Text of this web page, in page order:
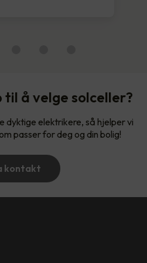
til å velge solceller?
dyktige elektrikere, så hjelper vi
passer for deg og din bolig!
kontakt